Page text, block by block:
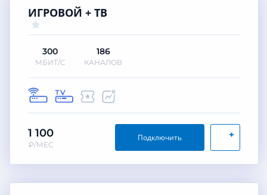
ИГРОВОЙ + ТВ
300
МБИТ/С
186
КАНАЛОВ
1 100
₽/МЕС
+
Подключить